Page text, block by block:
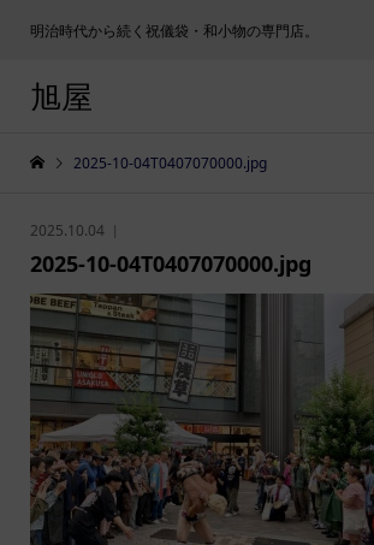
明治時代から続く祝儀袋・和小物の専門店。
旭屋
2025-10-04T0407070000.jpg
2025.10.04
2025-10-04T0407070000.jpg